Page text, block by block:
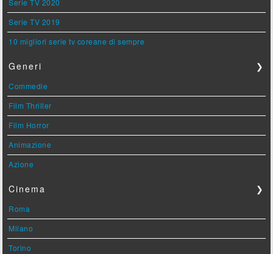
Serie TV 2020
Serie TV 2019
10 migliori serie tv coreane di sempre
Generi ❯
Commedie
Film Thriller
Film Horror
Animazione
Azione
Cinema ❯
Roma
Milano
Torino